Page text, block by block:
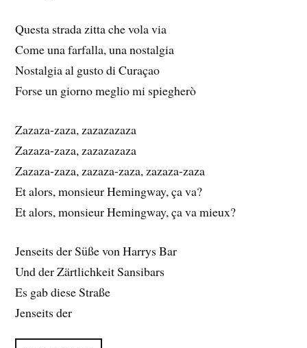
Questa strada zitta che vola via
Come una farfalla, una nostalgia
Nostalgia al gusto di Curaçao
Forse un giorno meglio mi spiegherò
Zazaza-zaza, zazazazaza
Zazaza-zaza, zazazazaza
Zazaza-zaza, zazaza-zaza, zazaza-zaza
Et alors, monsieur Hemingway, ça va?
Et alors, monsieur Hemingway, ça va mieux?
Jenseits der Süße von Harrys Bar
Und der Zärtlichkeit Sansibars
Es gab diese Straße
Jenseits der